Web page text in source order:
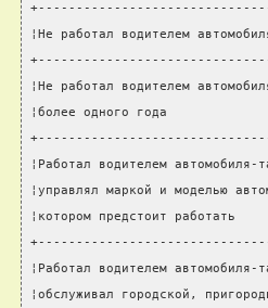
¦Не работал водителем
¦Не работал водителем
¦более одного года
¦Работал водителем
¦управлял маркой и
¦котором предстоит
¦Работал водителем
¦обслуживал городской,